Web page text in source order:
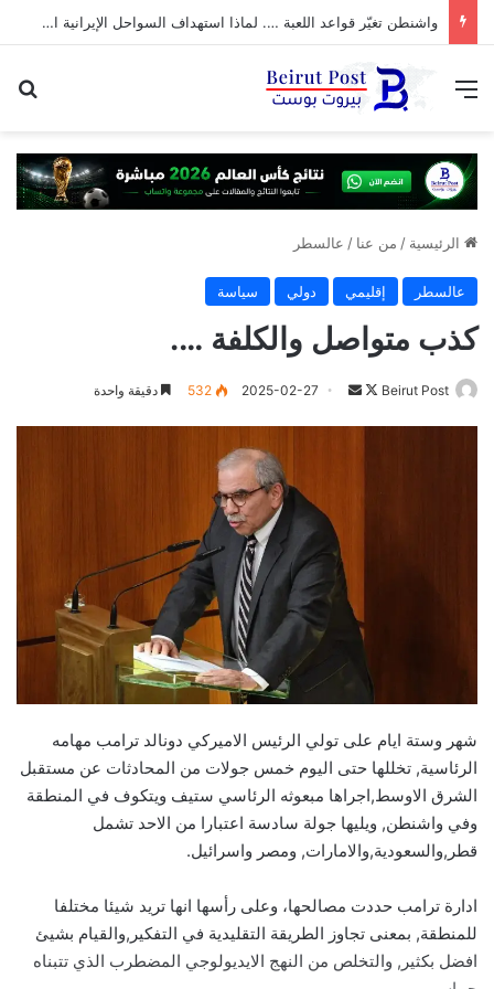
واشنطن تغيّر قواعد اللعبة …. لماذا استهداف السواحل الإيرانية الآن؟
القائمة
الرئيسية / من عنا / عالسطر
عالسطر إقليمي دولي سياسة
كذب متواصل والكلفة ….
Beirut Post
تابعأرسل 2025-02-27
532 دقيقة واحدة
شهر وستة ايام على تولي الرئيس الاميركي دونالد ترامب مهامه
الرئاسية, تخللها حتى اليوم خمس جولات من المحادثات عن مستقبل
الشرق الاوسط,اجراها مبعوثه الرئاسي ستيف ويتكوف في المنطقة
وفي واشنطن, ويليها جولة سادسة اعتبارا من الاحد تشمل
قطر,والسعودية,والامارات, ومصر واسرائيل.
ادارة ترامب حددت مصالحها، وعلى رأسها انها تريد شيئا مختلفا
للمنطقة, بمعنى تجاوز الطريقة التقليدية في التفكير,والقيام بشيئ
افضل بكثير, والتخلص من النهج الايديولوجي المضطرب الذي تتبناه